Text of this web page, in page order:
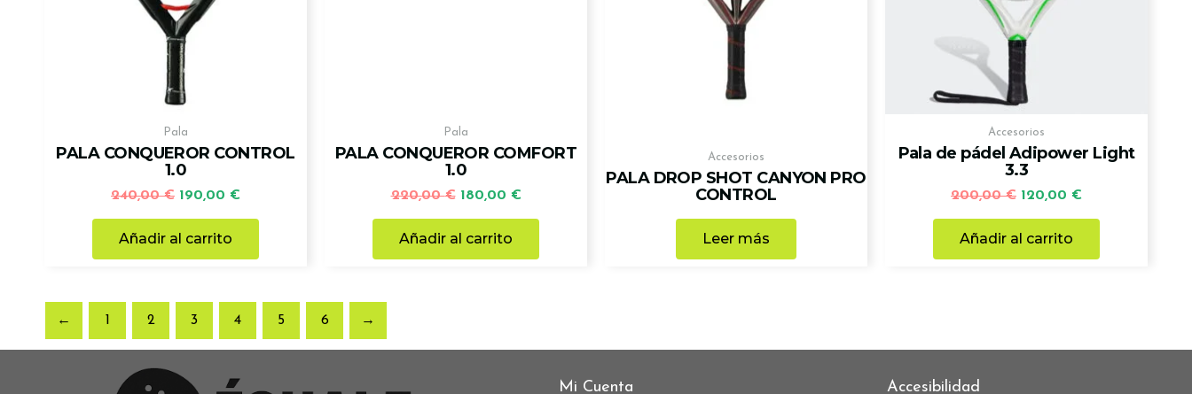
Pala
PALA CONQUEROR CONTROL
1.0
240,00€ 190,00 €
Añadir al carrito
Pala
PALA CONQUEROR COMFORT
1.0
220,00€ 180,00 €
Añadir al carrito
Accesorios
PALA DROP SHOT CANYON PRO
CONTROL
Leer más
Accesorios
Pala de pádel Adipower Light
3.3
200,00€ 120,00 €
Añadir al carrito
← 1 2 3 4 5 6 →
Mi Cuenta Accesibilidad